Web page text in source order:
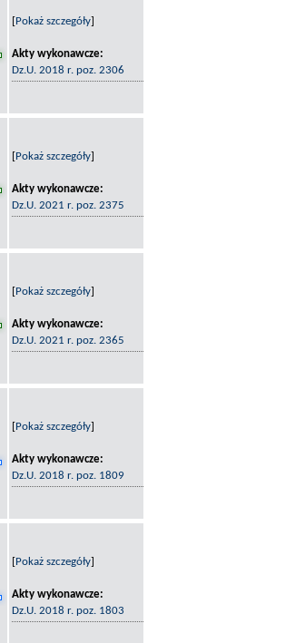
Pokaż szczegóły
Akty wykonawcze:
Dz.U. 2018 r. poz. 2306
Pokaż szczegóły
Akty wykonawcze:
Dz.U. 2021 r. poz. 2375
Pokaż szczegóły
Akty wykonawcze:
Dz.U. 2021 r. poz. 2365
Pokaż szczegóły
Akty wykonawcze:
Dz.U. 2018 r. poz. 1809
Pokaż szczegóły
Akty wykonawcze:
Dz.U. 2018 r. poz. 1803